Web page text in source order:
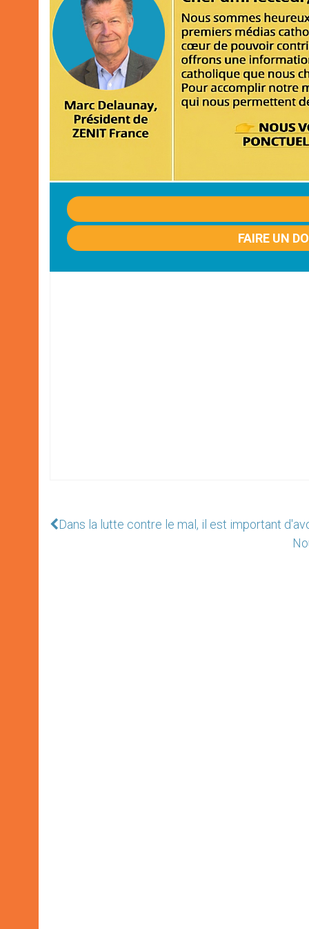
FAIRE UN
Dans la lutte contre le mal, il est important